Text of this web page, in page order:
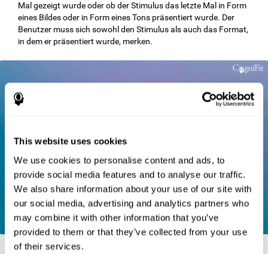
This website uses cookies
We use cookies to personalise content and ads, to
provide social media features and to analyse our traffic.
We also share information about your use of our site with
our social media, advertising and analytics partners who
may combine it with other information that you’ve
provided to them or that they’ve collected from your use
of their services.
Mal gezeigt wurde oder ob der Stimulus das letzte Mal in Form
eines Bildes oder in Form eines Tons präsentiert wurde. Der
Benutzer muss sich sowohl den Stimulus als auch das Format,
in dem er präsentiert wurde, merken.